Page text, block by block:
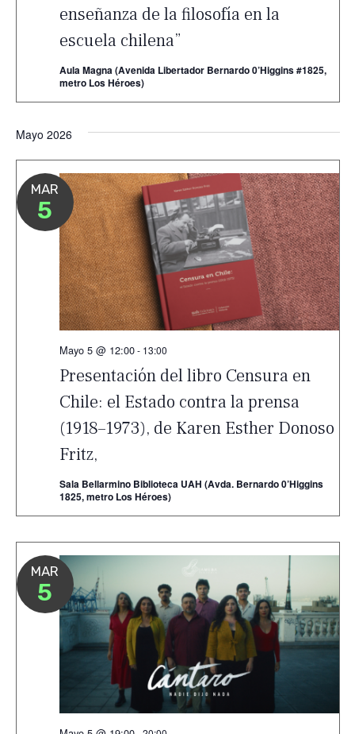
enseñanza de la filosofía en la
escuela chilena”
Aula Magna (Avenida Libertador Bernardo 0’Higgins #1825,
metro Los Héroes)
Mayo 2026
MAR
5
Presentación del libro Censura en
Chile: el Estado contra la prensa
(1918–1973), de Karen Esther Donoso
Fritz,
Mayo 5 @ 12:00- 13:00
Sala Bellarmino Biblioteca UAH (Avda. Bernardo 0’Higgins
1825, metro Los Héroes)
MAR
5